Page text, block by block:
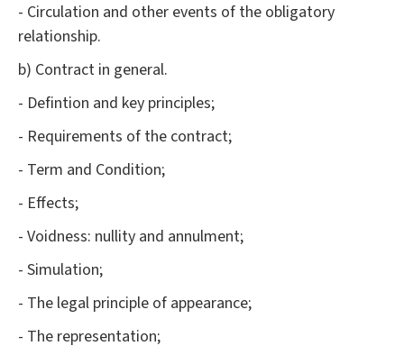
- Circulation and other events of the obligatory
relationship.
b) Contract in general.
- Defintion and key principles;
- Requirements of the contract;
- Term and Condition;
- Effects;
- Voidness: nullity and annulment;
- Simulation;
- The legal principle of appearance;
- The representation;